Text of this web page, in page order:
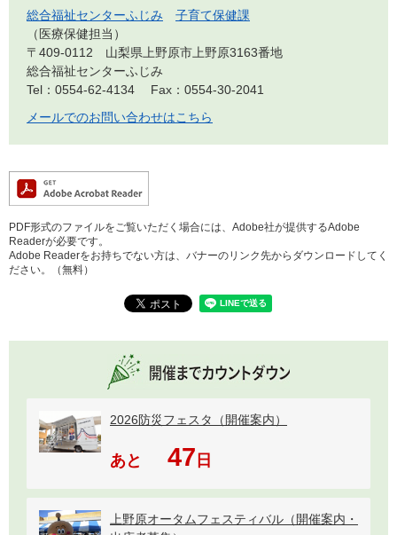
総合福祉センターふじみ
子育て保健課
医療保健担当
〒409-0112 山梨県上野原市上野原3163番地
総合福祉センターふじみ
Tel：0554-62-4134
Fax：0554-30-2041
メールでのお問い合わせはこちら
PDF形式のファイルをご覧いただく場合には、Adobe社が提供するAdobe
Readerが必要です。
Adobe Readerをお持ちでない方は、バナーのリンク先からダウンロードしてく
ださい。（無料）
2026防災フェスタ（開催案内）
あと 47 日
上野原オータムフェスティバル（開催案内・